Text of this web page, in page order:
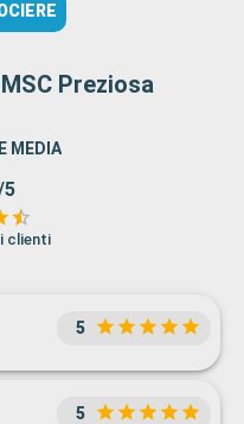
Preziosa
MEDIA
5
clienti
5
5